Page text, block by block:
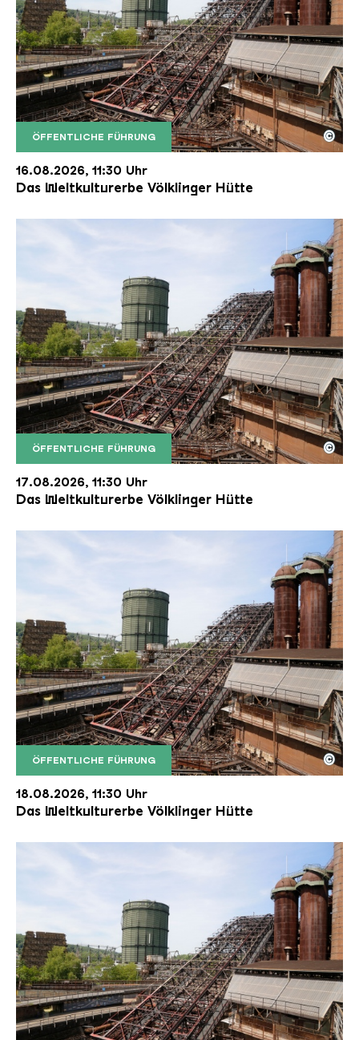
ÖFFENTLICHE FÜHRUNG
Der Erzschrägaufzug der Völklinger Hütte mit
Copyright: Weltkulturerbe Völklinger Hütte | Karl
©
16.08.2026, 11:30 Uhr
Das Weltkulturerbe Völklinger Hütte
ÖFFENTLICHE FÜHRUNG
Der Erzschrägaufzug der Völklinger Hütte mit
Copyright: Weltkulturerbe Völklinger Hütte | Karl
©
17.08.2026, 11:30 Uhr
Das Weltkulturerbe Völklinger Hütte
ÖFFENTLICHE FÜHRUNG
Der Erzschrägaufzug der Völklinger Hütte mit
Copyright: Weltkulturerbe Völklinger Hütte | Karl
©
18.08.2026, 11:30 Uhr
Das Weltkulturerbe Völklinger Hütte